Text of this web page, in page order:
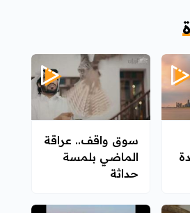
سوق واقف.. عراقة
الماضي بلمسة
حداثة